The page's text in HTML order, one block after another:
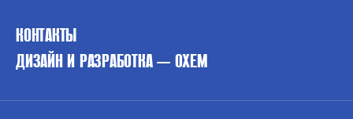
КОНТАКТЫ
ДИЗАЙН И РАЗРАБОТКА — OXEM